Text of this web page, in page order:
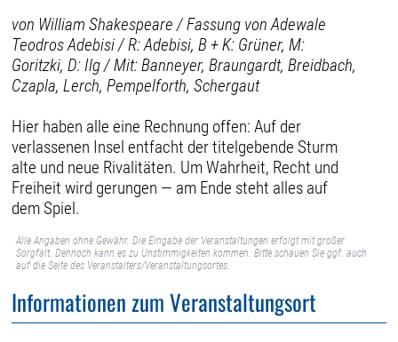
von William Shakespeare / Fassung von Adewale
Teodros Adebisi / R: Adebisi, B + K: Grüner, M:
Goritzki, D: Ilg / Mit: Banneyer, Braungardt, Breidbach,
Czapla, Lerch, Pempelforth, Schergaut
Hier haben alle eine Rechnung offen: Auf der
verlassenen Insel entfacht der titelgebende Sturm
alte und neue Rivalitäten. Um Wahrheit, Recht und
Freiheit wird gerungen — am Ende steht alles auf
dem Spiel.
Alle Angaben ohne Gewähr. Die Eingabe der Veranstaltungen erfolgt mit großer
Sorgfalt. Dennoch kann es zu Unstimmigkeiten kommen. Bitte schauen Sie ggf. auch
auf die Seite des Veranstalters/Veranstaltungsortes.
Informationen zum Veranstaltungsort